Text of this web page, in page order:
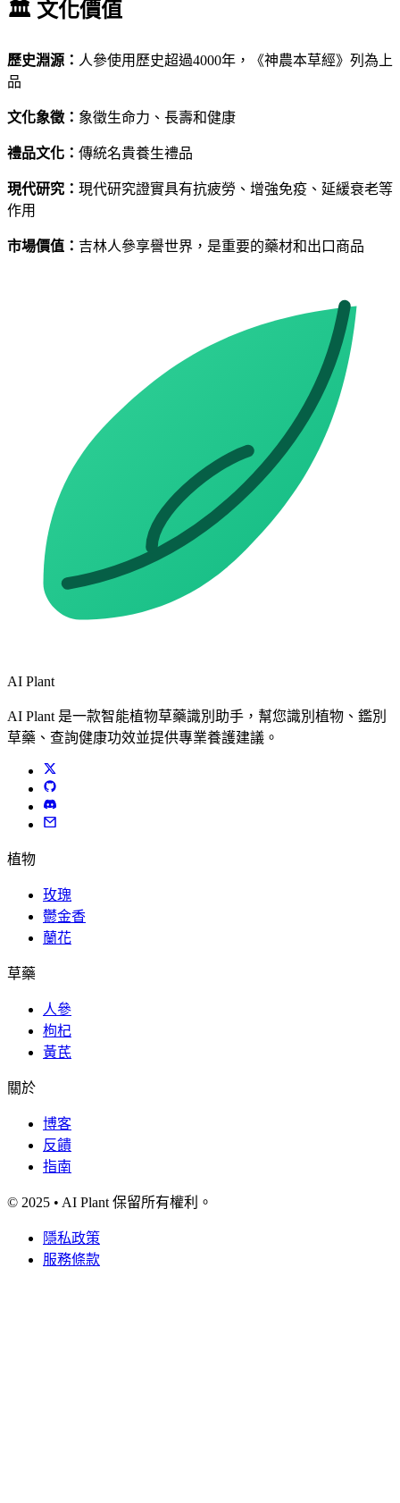
🏛️ 文化價值
歷史淵源 ： 人參使用歷史超過4000年，《神農本草經》列為上
品
文化象徵： 象徵生命力、長壽和健康
禮品文化 ： 傳統名貴養生禮品
現代研究 ： 現代研究證實具有抗疲勞、增強免疫、延緩衰老等
作用
市場價值 ： 吉林人參享譽世界，是重要的藥材和出口商品
AI Plant
AI Plant 是一款智能植物草藥識別助手，幫您識別植物、鑑別
草藥、查詢健康功效並提供專業養護建議。
植物
玫瑰
鬱金香
蘭花
草藥
人參
枸杞
黃芪
關於
博客
反饋
指南
© 2025 • AI Plant 保留所有權利。
隱私政策
服務條款